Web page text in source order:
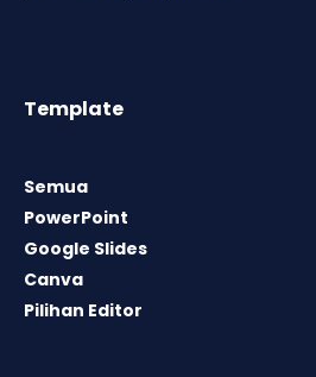
Template
Semua
PowerPoint
Google Slides
Canva
Pilihan Editor